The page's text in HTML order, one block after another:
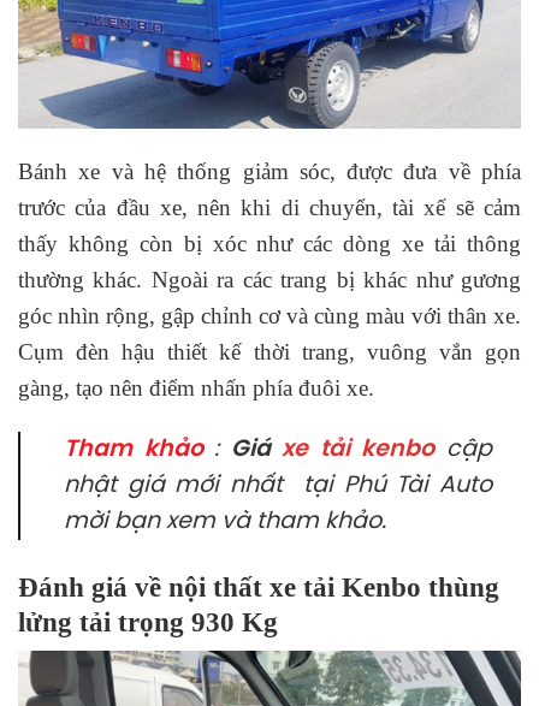
Bánh xe và hệ thống giảm sóc, được đưa về phía
trước của đầu xe, nên khi di chuyển, tài xế sẽ cảm
thấy không còn bị xóc như các dòng xe tải thông
thường khác. Ngoài ra các trang bị khác như gương
góc nhìn rộng, gập chỉnh cơ và cùng màu với thân xe.
Cụm đèn hậu thiết kế thời trang, vuông vắn gọn
gàng, tạo nên điểm nhấn phía đuôi xe.
Tham khảo: Giáxe tải kenbo cập
nhật giá mới nhất tại Phú Tài Auto
mời bạn xem và tham khảo.
Đánh giá về nội thất xe tải Kenbo thùng
lửng tải trọng 930 Kg